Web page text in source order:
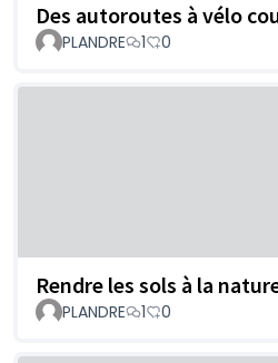
Des autoroutes à vélo
PLANDRE 1 0
Rendre les sols à la
PLANDRE 1 0